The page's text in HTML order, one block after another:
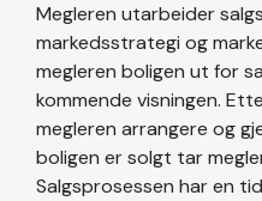
Megleren utarbeider
markedsstrategi og
megleren boligen ut for
kommende visningen.
megleren arrangere og
boligen er solgt tar
Salgsprosessen har en